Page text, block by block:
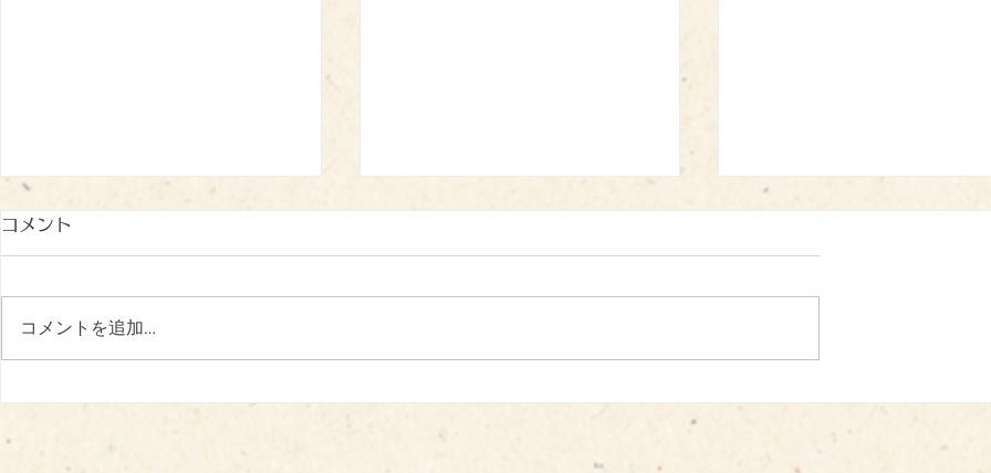
冷たいおやつに笑顔がいっぱ
心を込めて、一文字一文字：
いずみの里
夏の恵みに感謝して：いず
コメント
コメントを追加…